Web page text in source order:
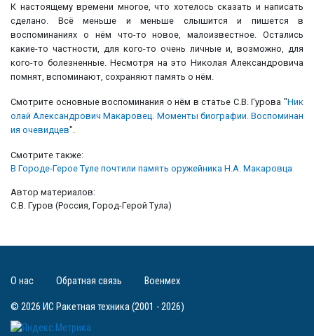
К настоящему времени многое, что хотелось сказать и написать
сделано. Всё меньше и меньше слышится и пишется в
воспоминаниях о нём что-то новое, малоизвестное. Остались
какие-то частности, для кого-то очень личные и, возможно, для
кого-то болезненные. Несмотря на это Николая Александровича
помнят, вспоминают, сохраняют память о нём.
Смотрите основные воспоминания о нём в статье С.В. Гурова "Ник
олай Александрович Макаровец. Моменты биографии. Воспоминан
ия очевидцев".
Смотрите также:
В Городе-Герое Туле почтили память оружейника Н.А. Макаровца
Автор материалов:
С.В. Гуров (Россия, Город-Герой Тула)
© 2026 ИС Ракетная техника (2001 - 2026)
О нас Обратная связь Военмех